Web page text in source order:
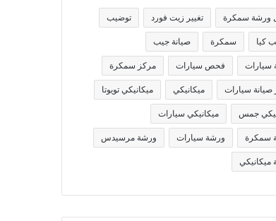
ورشة سمكرة تغيير زيت فورد توضيب
كيا سمكرة صيانة جيب
سيارات فحص سيارات مركز سمكرة
صيانة سيارات ميكانيكي ميكانيكي تويوتا
جمس ميكانيكي سيارات
سمكرة ورشة سيارات ورشة مرسيدس
ميكانيكي